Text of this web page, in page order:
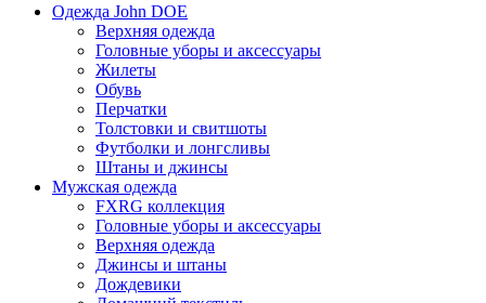
Одежда John DOE
Верхняя одежда
Головные уборы и аксессуары
Жилеты
Обувь
Перчатки
Толстовки и свитшоты
Футболки и лонгсливы
Штаны и джинсы
Мужская одежда
FXRG коллекция
Головные уборы и аксессуары
Верхняя одежда
Джинсы и штаны
Дождевики